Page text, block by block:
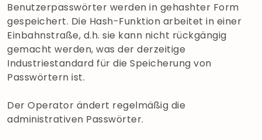
Benutzerpasswörter werden in gehashter Form
gespeichert. Die Hash-Funktion arbeitet in einer
Einbahnstraße, d.h. sie kann nicht rückgängig
gemacht werden, was der derzeitige
Industriestandard für die Speicherung von
Passwörtern ist.
Der Operator ändert regelmäßig die
administrativen Passwörter.